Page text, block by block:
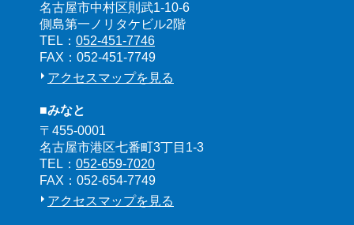
名古屋市中村区則武1-10-6
側島第一ノリタケビル2階
TEL： 052-451-7746
FAX：052-451-7749
アクセスマップを見る
■みなと
〒455-0001
名古屋市港区七番町3丁目1-3
TEL： 052-659-7020
FAX：052-654-7749
アクセスマップを見る